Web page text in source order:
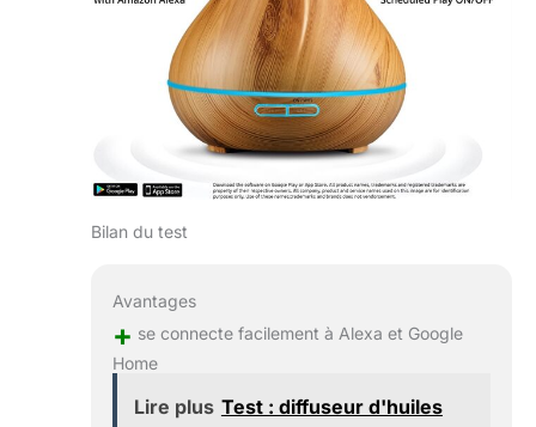
y compris les
couleurs, les
paramètres de
brume et d'autres
fonctions. Garantie :
la satisfaction du
client est une
priorité absolue pour
Bilan du test
Avantages
+ se connecte facilement à Alexa et Google
Home
Lire plus Test : diffuseur d'huiles